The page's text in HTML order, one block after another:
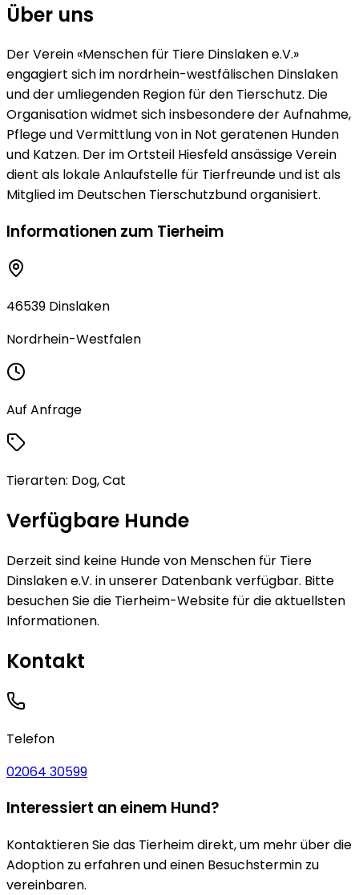
Über uns
Der Verein «Menschen für Tiere Dinslaken e.V.»
engagiert sich im nordrhein-westfälischen Dinslaken
und der umliegenden Region für den Tierschutz. Die
Organisation widmet sich insbesondere der Aufnahme,
Pflege und Vermittlung von in Not geratenen Hunden
und Katzen. Der im Ortsteil Hiesfeld ansässige Verein
dient als lokale Anlaufstelle für Tierfreunde und ist als
Mitglied im Deutschen Tierschutzbund organisiert.
Informationen zum Tierheim
46539 Dinslaken
Nordrhein-Westfalen
Auf Anfrage
Tierarten: Dog, Cat
Verfügbare Hunde
Derzeit sind keine Hundevon Menschen für Tiere
Dinslaken e.V. in unserer Datenbank verfügbar. Bitte
besuchen Sie die Tierheim-Website für die aktuellsten
Informationen.
Kontakt
Telefon
02064 30599
Interessiert an einem Hund?
Kontaktieren Sie das Tierheim direkt, um mehr über die
Adoption zu erfahren und einen Besuchstermin zu
vereinbaren.